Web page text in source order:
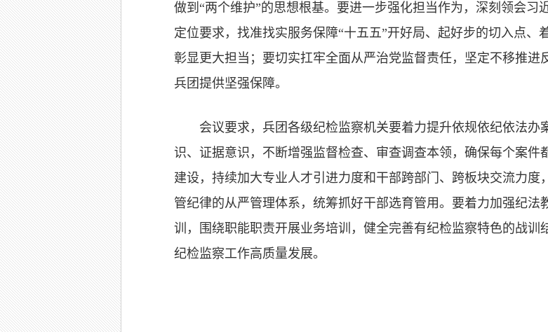
做到“两个维护”的思想根基。要进一步强化担当作为，深刻领会习
定位要求，找准找实服务保障“十五五”开好局、起好步的切入点、
彰显更大担当；要切实扛牢全面从严治党监督责任，坚定不移推
兵团提供坚强保障。
会议要求，兵团各级纪检监察机关要着力提升依规依纪依法办
识、证据意识，不断增强监督检查、审查调查本领，确保每个案件
建设，持续加大专业人才引进力度和干部跨部门、跨板块交流力度
管纪律的从严管理体系，统筹抓好干部选育管用。要着力加强纪
训，围绕职能职责开展业务培训，健全完善有纪检监察特色的战训
纪检监察工作高质量发展。